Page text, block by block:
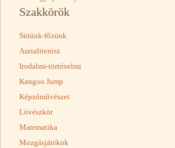
Szakkörök
Sütünk-főzünk
Asztalitenisz
Irodalmi-történelmi
Kangoo Jump
Képzőművészet
Lövészkör
Matematika
Mozgásjátékok